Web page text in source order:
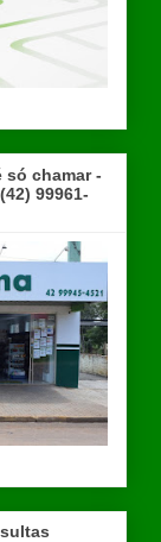
só chamar -
99961-